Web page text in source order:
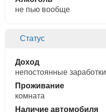
не пью вообще
Статус
Доход
непостоянные заработки
Проживание
комната
Наличие автомобиля